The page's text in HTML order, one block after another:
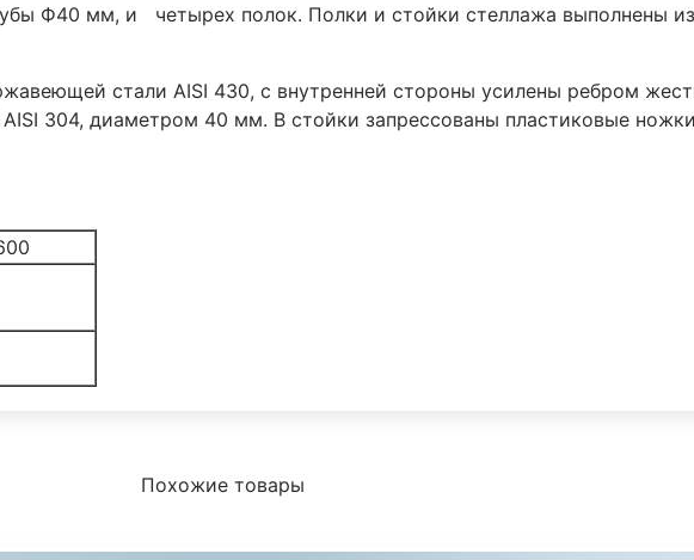
Ф40 мм, и четырех полок. Полки и стойки стеллажа выполнены
стали AISI 430, с внутренней стороны усилены ребром
304, диаметром 40 мм. В стойки запрессованы пластиковые
Похожие товары